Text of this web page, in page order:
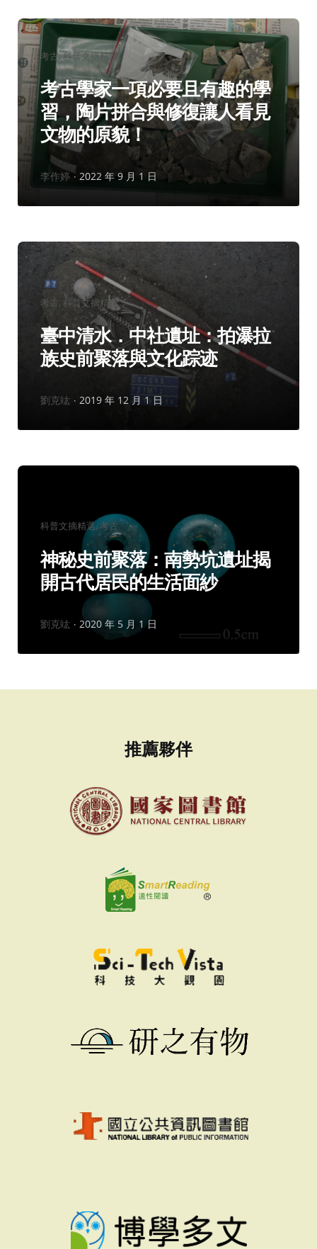
分
類：
考古 科普文摘精選
考古學家一項必要且有趣的學
習，陶片拼合與修復讓人看見
文物的原貌！
作
者：
李作婷 2022 年 9 月 1 日
分
類：
考古 科普文摘精選
臺中清水．中社遺址：拍瀑拉
族史前聚落與文化踪迹
作
劉克竑 2019 年 12 月 1 日
分
類：
科普文摘精選 考古
神秘史前聚落：南勢坑遺址揭
開古代居民的生活面紗
作
劉克竑 2020 年 5 月 1 日
推薦夥伴